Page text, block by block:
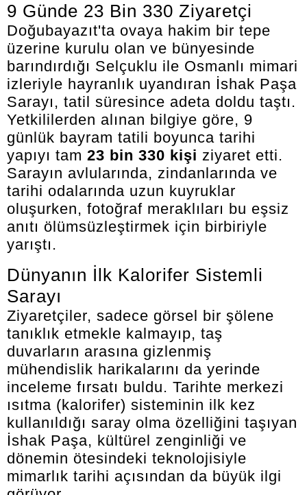
9 Günde 23 Bin 330 Ziyaretçi
Doğubayazıt'ta ovaya hakim bir tepe
üzerine kurulu olan ve bünyesinde
barındırdığı Selçuklu ile Osmanlı mimari
izleriyle hayranlık uyandıran İshak Paşa
Sarayı, tatil süresince adeta doldu taştı.
Yetkililerden alınan bilgiye göre, 9
günlük bayram tatili boyunca tarihi
yapıyı tam 23 bin 330 kişi ziyaret etti.
Sarayın avlularında, zindanlarında ve
tarihi odalarında uzun kuyruklar
oluşurken, fotoğraf meraklıları bu eşsiz
anıtı ölümsüzleştirmek için birbiriyle
yarıştı.
Dünyanın İlk Kalorifer Sistemli
Sarayı
Ziyaretçiler, sadece görsel bir şölene
tanıklık etmekle kalmayıp, taş
duvarların arasına gizlenmiş
mühendislik harikalarını da yerinde
inceleme fırsatı buldu. Tarihte merkezi
ısıtma (kalorifer) sisteminin ilk kez
kullanıldığı saray olma özelliğini taşıyan
İshak Paşa, kültürel zenginliği ve
dönemin ötesindeki teknolojisiyle
mimarlık tarihi açısından da büyük ilgi